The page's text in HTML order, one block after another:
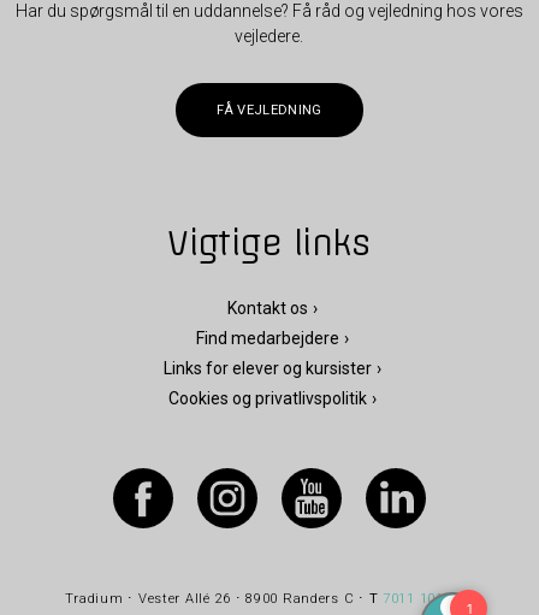
Har du spørgsmål til en uddannelse? Få råd og vejledning hos vores
vejledere.
FÅ VEJLEDNING
Vigtige links
Kontakt os
Find medarbejdere
Links for elever og kursister
Cookies og privatlivspolitik
Tradium ⋅ Vester Allé 26 ⋅ 8900 Randers C ⋅ T 7011 1010⋅